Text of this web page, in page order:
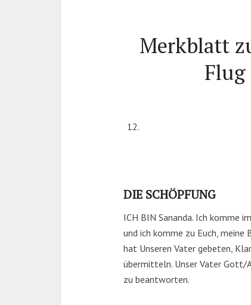
Merkblatt
DIE SCHÖPFUNG
ICH BIN Sananda. Ich komme
und ich komme zu Euch, meine
hat Unseren Vater gebeten,
übermitteln. Unser Vater Gott/
zu beantworten.